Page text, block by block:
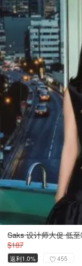
Saks 设计师大促 低
$187
返利1.0% 455